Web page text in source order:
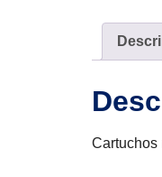
Cartuchos